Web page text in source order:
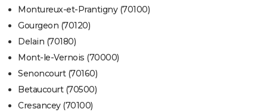
Montureux-et-Prantigny (70100)
Gourgeon (70120)
Delain (70180)
Mont-le-Vernois (70000)
Senoncourt (70160)
Betaucourt (70500)
Cresancey (70100)